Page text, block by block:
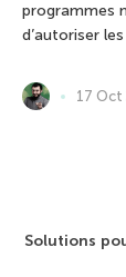
programmes
d’autoriser
17 Oct
Solutions